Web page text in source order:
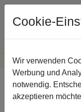
Günstige
Startseite
IL-Stilg. 20
Cookie-
Wir verwenden
Werbung und
notwendig.
akzeptieren